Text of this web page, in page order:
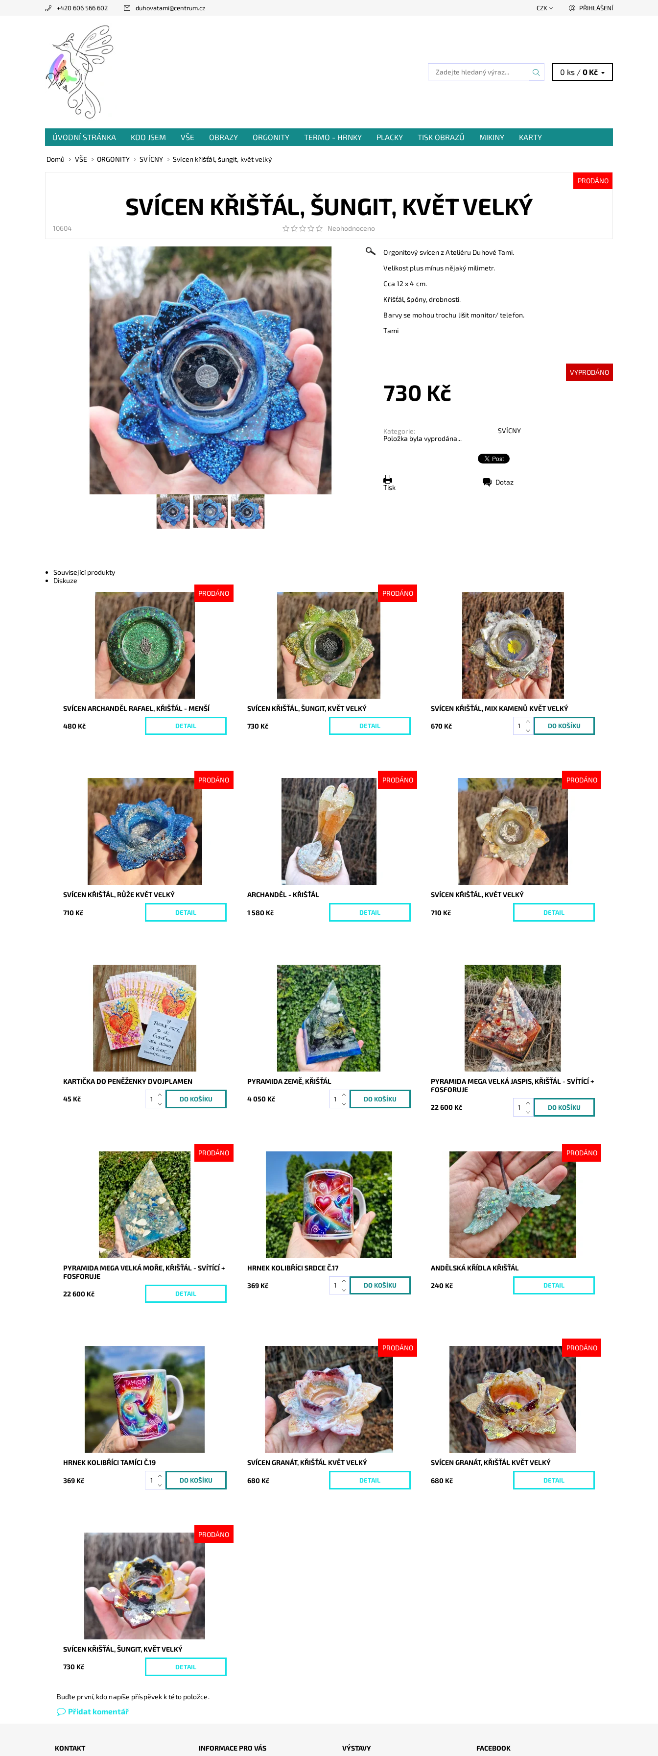
+420 606 566 602 duhovatami@centrum.cz CZK PŘIHLÁŠENÍ
0 ks /0 Kč
ÚVODNÍ STRÁNKA KDO JSEM VŠE OBRAZY ORGONITY TERMO - HRNKY PLACKY TISK OBRAZŮ MIKINY
KARTY
PRODANÁ TVORBA
VZKAZY OD VÁS
Domů VŠE ORGONITY SVÍCNY Svícen křišťál, šungit, květ velký
PRODÁNO
SVÍCEN KŘIŠŤÁL, ŠUNGIT, KVĚT VELKÝ
10604 Neohodnoceno
Orgonitový svícen z Ateliéru Duhové Tami.
Velikost plus mínus nějaký milimetr.
Cca 12 x 4 cm.
Křišťál, špóny, drobnosti.
Barvy se mohou trochu lišit monitor/ telefon.
Tami
VYPRODÁNO
730 Kč
Kategorie:
SVÍCNY
Položka byla vyprodána...
Tisk
Dotaz
Související produkty
Diskuze
PRODÁNO
Vyprodáno
10600
SVÍCEN ARCHANDĚL RAFAEL, KŘIŠŤÁL - MENŠÍ
480 Kč DETAIL
PRODÁNO
Dostupnost:
Vyprodáno
10597
SVÍCEN KŘIŠŤÁL, ŠUNGIT, KVĚT VELKÝ
730 Kč DETAIL
Dostupnost:
Skladem
9991
SVÍCEN KŘIŠŤÁL, MIX KAMENŮ KVĚT VELKÝ
670 Kč
PRODÁNO
Dostupnost:
Vyprodáno
10599
SVÍCEN KŘIŠŤÁL, RŮŽE KVĚT VELKÝ
710 Kč DETAIL
PRODÁNO
Dostupnost:
Vyprodáno
10495
ARCHANDĚL - KŘIŠŤÁL
1 580 Kč DETAIL
PRODÁNO
Dostupnost:
Vyprodáno
10598
SVÍCEN KŘIŠŤÁL, KVĚT VELKÝ
710 Kč DETAIL
Dostupnost:
Skladem
9924
KARTIČKA DO PENĚŽENKY DVOJPLAMEN
45 Kč
Dostupnost:
Skladem
10320
PYRAMIDA ZEMĚ, KŘIŠŤÁL
4 050 Kč
Dostupnost:
Skladem
9341
PYRAMIDA MEGA VELKÁ JASPIS, KŘIŠŤÁL - SVÍTÍCÍ +
FOSFORUJE
22 600 Kč
PRODÁNO
Dostupnost:
Vyprodáno
9385
PYRAMIDA MEGA VELKÁ MOŘE, KŘIŠŤÁL - SVÍTÍCÍ +
FOSFORUJE
22 600 Kč DETAIL
Skladem
9364
HRNEK KOLIBŘÍCI SRDCE Č.17
369 Kč
PRODÁNO
Dostupnost:
Vyprodáno
10372
ANDĚLSKÁ KŘÍDLA KŘIŠŤÁL
240 Kč DETAIL
Dostupnost:
Skladem
9366
HRNEK KOLIBŘÍCI TAMÍCI Č.19
369 Kč
PRODÁNO
Dostupnost:
Vyprodáno
9997
SVÍCEN GRANÁT, KŘIŠŤÁL KVĚT VELKÝ
680 Kč DETAIL
PRODÁNO
Dostupnost:
Vyprodáno
9998
SVÍCEN GRANÁT, KŘIŠŤÁL KVĚT VELKÝ
680 Kč DETAIL
PRODÁNO
Dostupnost:
Vyprodáno
10605
SVÍCEN KŘIŠŤÁL, ŠUNGIT, KVĚT VELKÝ
730 Kč DETAIL
Buďte první, kdo napíše příspěvek k této položce.
Přidat komentář
KONTAKT
INFORMACE PRO VÁS
VÝSTAVY
FACEBOOK